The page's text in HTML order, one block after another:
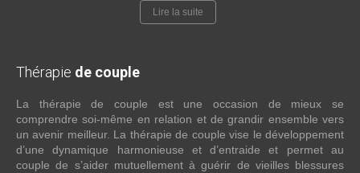
Lire la suite
Thérapie de couple
La thérapie de couple est une occasion de mieux se
comprendre soi-même en relation et de grandir ensemble vers
un avenir meilleur. La thérapie de couple vise le développement
d’une dynamique harmonieuse et d’entraide et permet au
couple de s’aider mutuellement à guérir de vieilles blessures